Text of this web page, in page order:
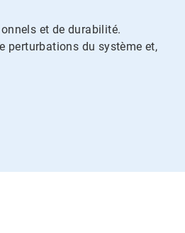
et de durabilité.
perturbations du système et,